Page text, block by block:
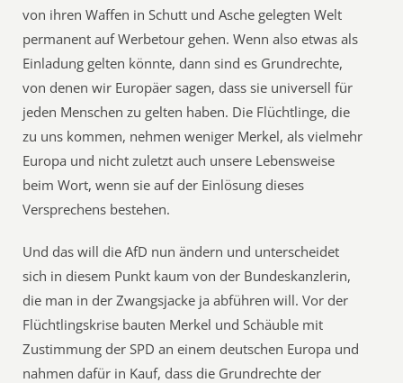
von ihren Waffen in Schutt und Asche gelegten Welt
permanent auf Werbetour gehen. Wenn also etwas als
Einladung gelten könnte, dann sind es Grundrechte,
von denen wir Europäer sagen, dass sie universell für
jeden Menschen zu gelten haben. Die Flüchtlinge, die
zu uns kommen, nehmen weniger Merkel, als vielmehr
Europa und nicht zuletzt auch unsere Lebensweise
beim Wort, wenn sie auf der Einlösung dieses
Versprechens bestehen.
Und das will die AfD nun ändern und unterscheidet
sich in diesem Punkt kaum von der Bundeskanzlerin,
die man in der Zwangsjacke ja abführen will. Vor der
Flüchtlingskrise bauten Merkel und Schäuble mit
Zustimmung der SPD an einem deutschen Europa und
nahmen dafür in Kauf, dass die Grundrechte der